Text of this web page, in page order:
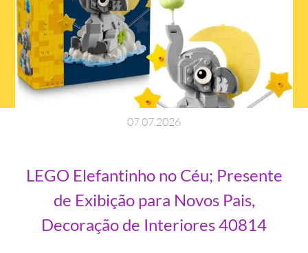
0707 2026
LEGO Elefantinho no Céu; Presente
de Exibição para Novos Pais,
Decoração de Interiores 40814